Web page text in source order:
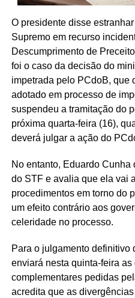
O presidente disse
Supremo em recurso
Descumprimento de
foi o caso da decisão do
impetrada pelo PCdoB, que
adotado em processo de
suspendeu a tramitação do
próxima quarta-feira (16),
deverá julgar a ação do
No entanto, Eduardo
do STF e avalia que ela vai
procedimentos em torno do
um efeito contrário aos
celeridade no processo.
Para o julgamento definitivo
enviará nesta quinta-feira
complementares pedidas
acredita que as